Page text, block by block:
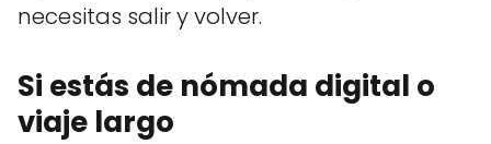
necesitas salir y volver.
Si estás de nómada digital o
viaje largo